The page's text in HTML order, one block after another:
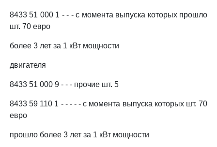
8433 51 000 1 - - - с момента выпуска которых прошло
шт. 70 евро
более 3 лет за 1 кВт мощности
двигателя
8433 51 000 9 - - - прочие шт. 5
8433 59 110 1 - - - - - с момента выпуска которых шт. 70
евро
прошло более 3 лет за 1 кВт мощности